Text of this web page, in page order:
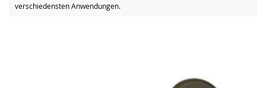
verschiedensten Anwendungen.